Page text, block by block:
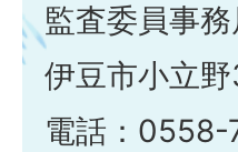
監査委員事
伊豆市小立
電話：